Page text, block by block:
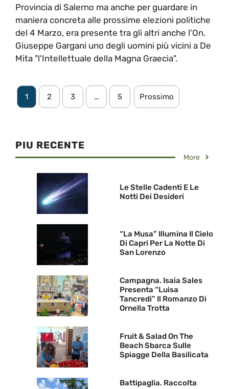
Provincia di Salerno ma anche per guardare in
maniera concreta alle prossime elezioni politiche
del 4 Marzo, era presente tra gli altri anche l'On.
Giuseppe Gargani uno degli uomini più vicini a De
Mita "l'Intellettuale della Magna Graecia".
1 2 3 … 5 Prossimo
PIU RECENTE
More
Le Stelle Cadenti E Le
Notti Dei Desideri
“La Musa” Illumina Il Cielo
Di Capri Per La Notte Di
San Lorenzo
Campagna. Isaia Sales
Presenta “Luisa
Tancredi” Il Romanzo Di
Ornella Trotta
Fruit & Salad On The
Beach Sbarca Sulle
Spiagge Della Basilicata
Battipaglia. Raccolta